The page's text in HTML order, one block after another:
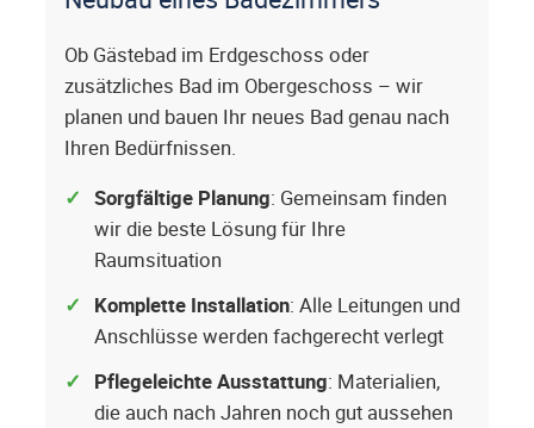
Ob Gästebad im Erdgeschoss oder
zusätzliches Bad im Obergeschoss – wir
planen und bauen Ihr neues Bad genau nach
Ihren Bedürfnissen.
Sorgfältige Planung: Gemeinsam finden
wir die beste Lösung für Ihre
Raumsituation
Komplette Installation: Alle Leitungen und
Anschlüsse werden fachgerecht verlegt
Pflegeleichte Ausstattung: Materialien,
die auch nach Jahren noch gut aussehen